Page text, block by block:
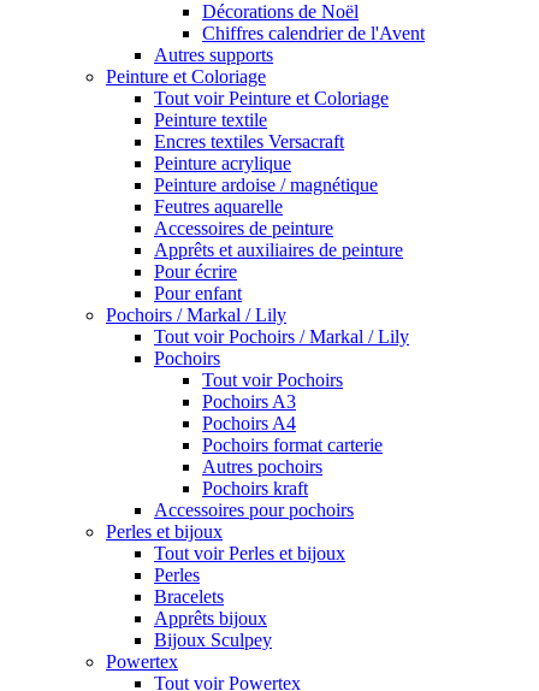
Décorations de Noël
Chiffres calendrier de l'Avent
Autres supports
Peinture et Coloriage
Tout voir Peinture et Coloriage
Peinture textile
Encres textiles Versacraft
Peinture acrylique
Peinture ardoise / magnétique
Feutres aquarelle
Accessoires de peinture
Apprêts et auxiliaires de peinture
Pour écrire
Pour enfant
Pochoirs / Markal / Lily
Tout voir Pochoirs / Markal / Lily
Pochoirs
Tout voir Pochoirs
Pochoirs A3
Pochoirs A4
Pochoirs format carterie
Autres pochoirs
Pochoirs kraft
Accessoires pour pochoirs
Perles et bijoux
Tout voir Perles et bijoux
Perles
Bracelets
Apprêts bijoux
Bijoux Sculpey
Powertex
Tout voir Powertex